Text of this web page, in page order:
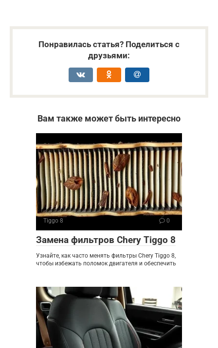
Понравилась статья? Поделиться с
друзьями:
Вам также может быть интересно
Tiggo 8 0
Замена фильтров Chery Tiggo 8
Узнайте, как часто менять фильтры Chery Tiggo 8,
чтобы избежать поломок двигателя и обеспечить